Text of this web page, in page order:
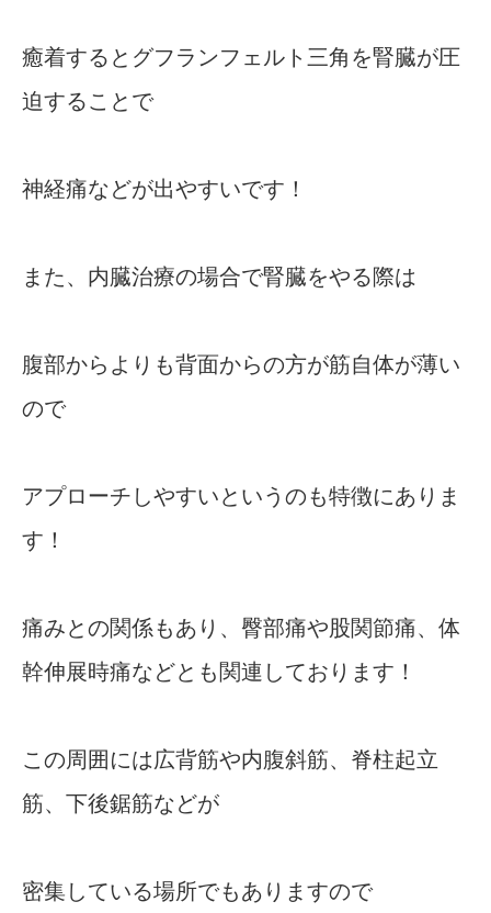
癒着するとグフランフェルト三角を腎臓が圧
迫することで
神経痛などが出やすいです！
また、内臓治療の場合で腎臓をやる際は
腹部からよりも背面からの方が筋自体が薄い
ので
アプローチしやすいというのも特徴にありま
す！
痛みとの関係もあり、臀部痛や股関節痛、体
幹伸展時痛などとも関連しております！
この周囲には広背筋や内腹斜筋、脊柱起立
筋、下後鋸筋などが
密集している場所でもありますので